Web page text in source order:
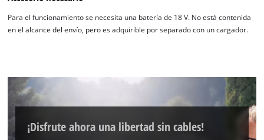
to trackers that are not disclosed to the
visitor. The website owner needs to setup
Powered by
Usercentrics Consent
Para el funcionamiento se necesita una batería de 18 V. No está contenida
en el alcance del envío, pero es adquirible por separado con un cargador.
¡Disfrute ahora una libertad sin cables!